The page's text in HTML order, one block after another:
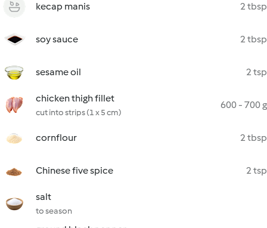
kecap manis 2 tbsp
soy sauce 2 tbsp
sesame oil 2 tsp
chicken thigh fillet
cut into strips (1 x 5 cm)
600 - 700 g
cornflour 2 tbsp
Chinese five spice 2 tsp
salt
to season